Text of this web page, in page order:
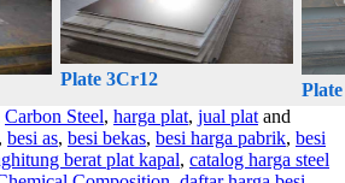
Plate 3Cr12
Carbon Steel, harga plat, jual plat and
, besi as, besi bekas, besi harga pabrik, besi
berat plat kapal, catalog harga steel